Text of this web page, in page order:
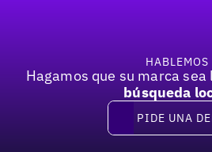
HABLEMOS
Hagamos que su marca sea
búsqueda
Pide una demo
PIDE UNA